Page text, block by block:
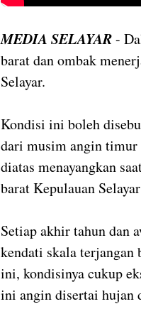
MEDIA SELAYAR-
barat dan ombak
Selayar.
Kondisi ini boleh
dari musim angin timur
diatas menayangkan
barat Kepulauan
Setiap akhir tahun dan
kendati skala terjangan
ini, kondisinya cukup
ini angin disertai hujan